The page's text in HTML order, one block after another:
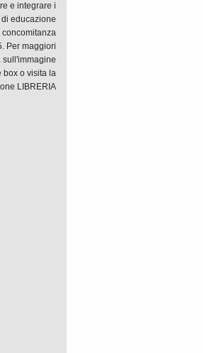
e integrare i
educazione
Per maggiori
sull'immagine
box o visita la
LIBRERIA